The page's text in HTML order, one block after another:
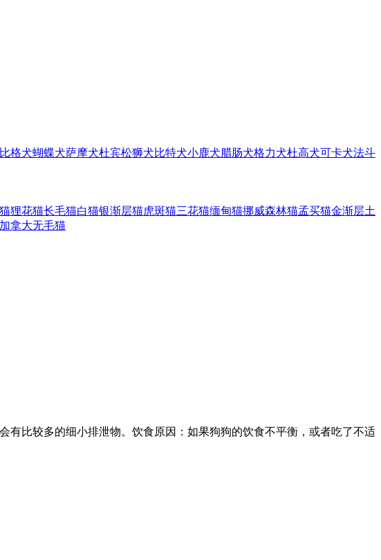
比格犬蝴蝶犬萨摩犬杜宾松狮犬比特犬小鹿犬腊肠犬格力犬杜高犬可卡犬法斗
狸花猫长毛猫白猫银渐层猫虎斑猫三花猫缅甸猫挪威森林猫孟买猫金渐层土
加拿大无毛猫
比较多的细小排泄物。饮食原因：如果狗狗的饮食不平衡，或者吃了不适